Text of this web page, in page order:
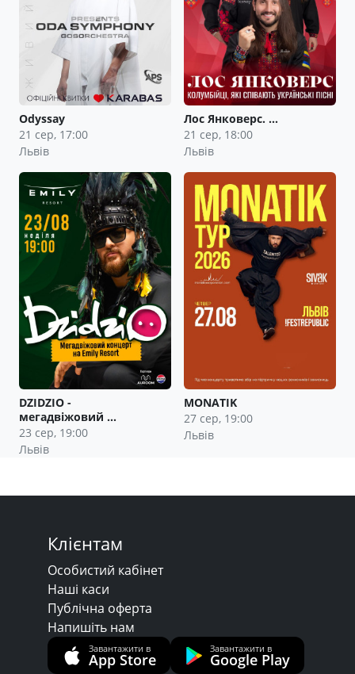
Odyssay
21 сер, 17:00
Львів
Лос Янковерс. …
21 сер, 18:00
Львів
DZIDZIO -
мегадвіжовий …
23 сер, 19:00
Львів
MONATIK
27 сер, 19:00
Львів
Клієнтам
Особистий кабінет
Наші каси
Публічна оферта
Напишіть нам
Завантажити в
App Store
Завантажити в
Google Play